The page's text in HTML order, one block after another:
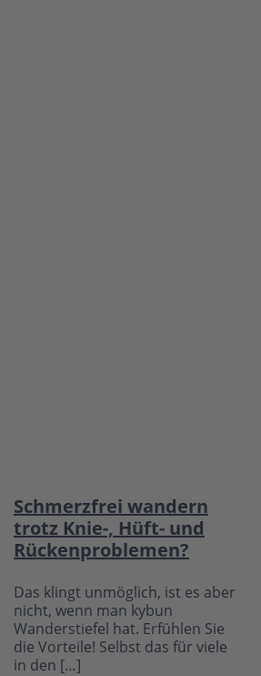
Schmerzfrei wandern
trotz Knie-, Hüft- und
Rückenproblemen?
Das klingt unmöglich, ist es aber
nicht, wenn man kybun
Wanderstiefel hat. Erfühlen Sie
die Vorteile! Selbst das für viele
in den […]